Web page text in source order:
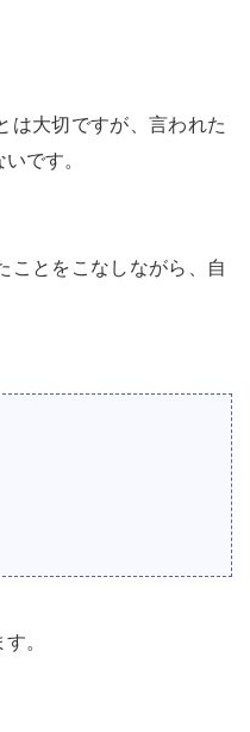
は大切ですが、言われた
です。
ことをこなしながら、自
。